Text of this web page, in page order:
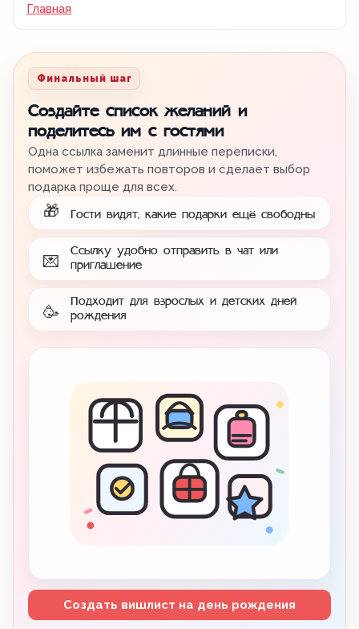
Главная
Финальный шаг
Создайте список желаний и
поделитесь им с гостями
Одна ссылка заменит длинные переписки,
поможет избежать повторов и сделает выбор
подарка проще для всех.
🎁 Гости видят, какие подарки ещё свободны
💌
Ссылку удобно отправить в чат или
приглашение
🥳
Подходит для взрослых и детских дней
рождения
Создать вишлист на день рождения